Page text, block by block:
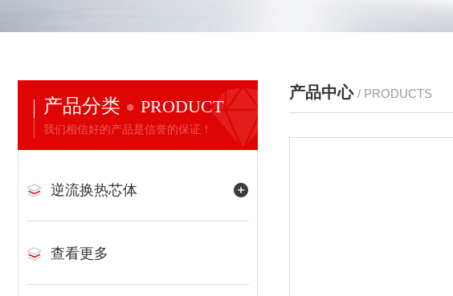
产品分类 PRODUCT
我们相信好的产品是信誉的保证！
逆流换热芯体
查看更多
产品中心 / PRODUCTS